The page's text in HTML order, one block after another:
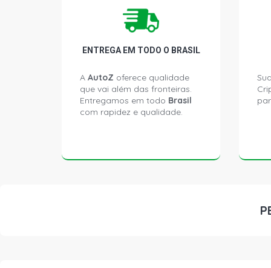
ENTREGA EM TODO O BRASIL
A AutoZ oferece qualidade
que vai além das fronteiras.
Entregamos em todo Brasil
com rapidez e qualidade.